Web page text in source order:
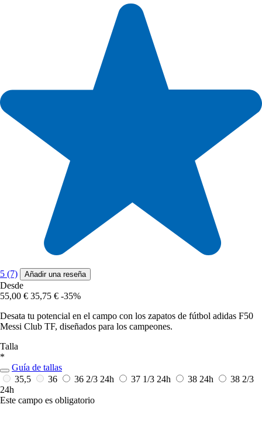
5 (7) Añadir una reseña
Desde
55,00 € 35,75 € -35%
Desata tu potencial en el campo con los zapatos de fútbol adidas F50
Messi Club TF, diseñados para los campeones.
Talla
*
Guía de tallas
35,5
36 36 2/3 24h 37 1/3 24h 38 24h
38 2/3
24h
Este campo es obligatorio